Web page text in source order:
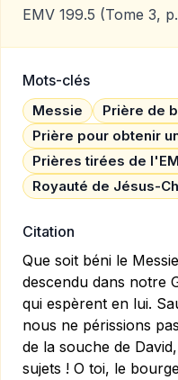
EMV 199.5 (Tome 3,
Mots-clés
Messie
Prière de
Prière pour obtenir
Prières tirées de
Royauté de Jésus-
Citation
Que soit béni le
descendu dans notre
qui espèrent en lui.
nous ne périssions
de la souche de
sujets ! O toi, le